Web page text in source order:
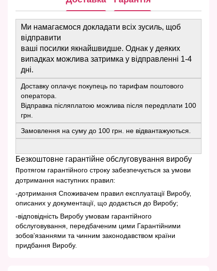
Ми намагаємося докладати всіх зусиль, щоб
відправити
ваші посилки якнайшвидше. Однак у деяких
випадках можлива затримка у відправленні 1-4
дні.
Доставку оплачує покупець по тарифам поштового
оператора.
Відправка післяплатою можлива після передплати 100
грн.
Замовлення на суму до 100 грн. не відвантажуються.
Безкоштовне гарантійне обслуговування виробу
протягом гарантійного строку забезпечується за умови
дотримання наступних правил:
-дотримання Споживачем правил експлуатації Виробу,
описаних у документації, що додається до Виробу;
-відповідність Виробу умовам гарантійного
обслуговування, передбаченим цими Гарантійними
зобов’язаннями та чинним законодавством країни
придбання Виробу.